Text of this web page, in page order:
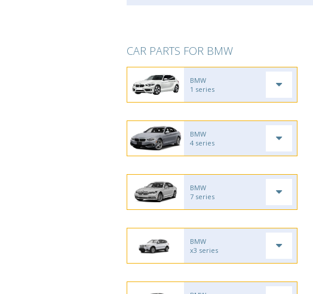
CAR PARTS FOR BMW
BMW
1 series
BMW
4 series
BMW
7 series
BMW
x3 series